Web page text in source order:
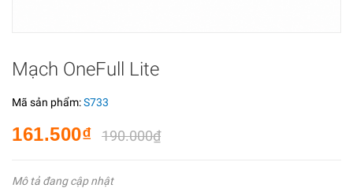
Mạch OneFull Lite
Mã sản phẩm:S733
161.500₫ 190.000₫
Mô tả đang cập nhật